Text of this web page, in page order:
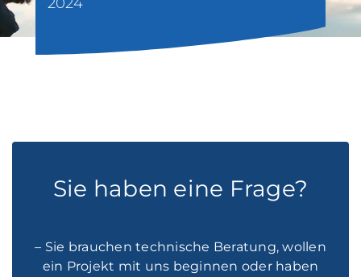
Sie haben eine Frage?
– Sie brauchen technische Beratung, wollen
ein Projekt mit uns beginnen oder haben